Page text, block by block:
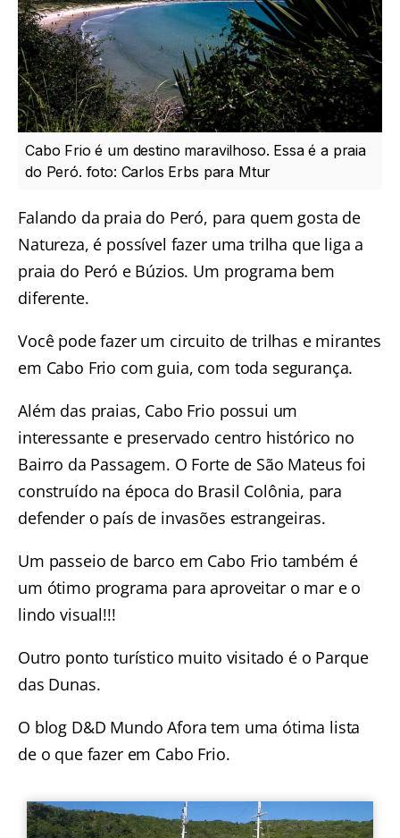
Cabo Frio é um destino maravilhoso. Essa é a praia
do Peró. foto: Carlos Erbs para Mtur
Falando da praia do Peró, para quem gosta de
Natureza, é possível fazer umatrilha que liga a
praia do Peró e Búzios. Um programa bem
diferente.
Você pode fazer um circuito detrilhas e mirantes
em Cabo Frio com guia, com toda segurança.
Além das praias, Cabo Frio possui um
interessante e preservado centro histórico no
Bairro da Passagem. O Forte de São Mateus foi
construído na época do Brasil Colônia, para
defender o país de invasões estrangeiras.
Um passeio de barco em Cabo Frio também é
um ótimo programa para aproveitar o mar e o
lindo visual!!!
Outro ponto turístico muito visitado é o Parque
das Dunas.
O blog D&D Mundo Afora tem uma ótima lista
de o que fazer em Cabo Frio.